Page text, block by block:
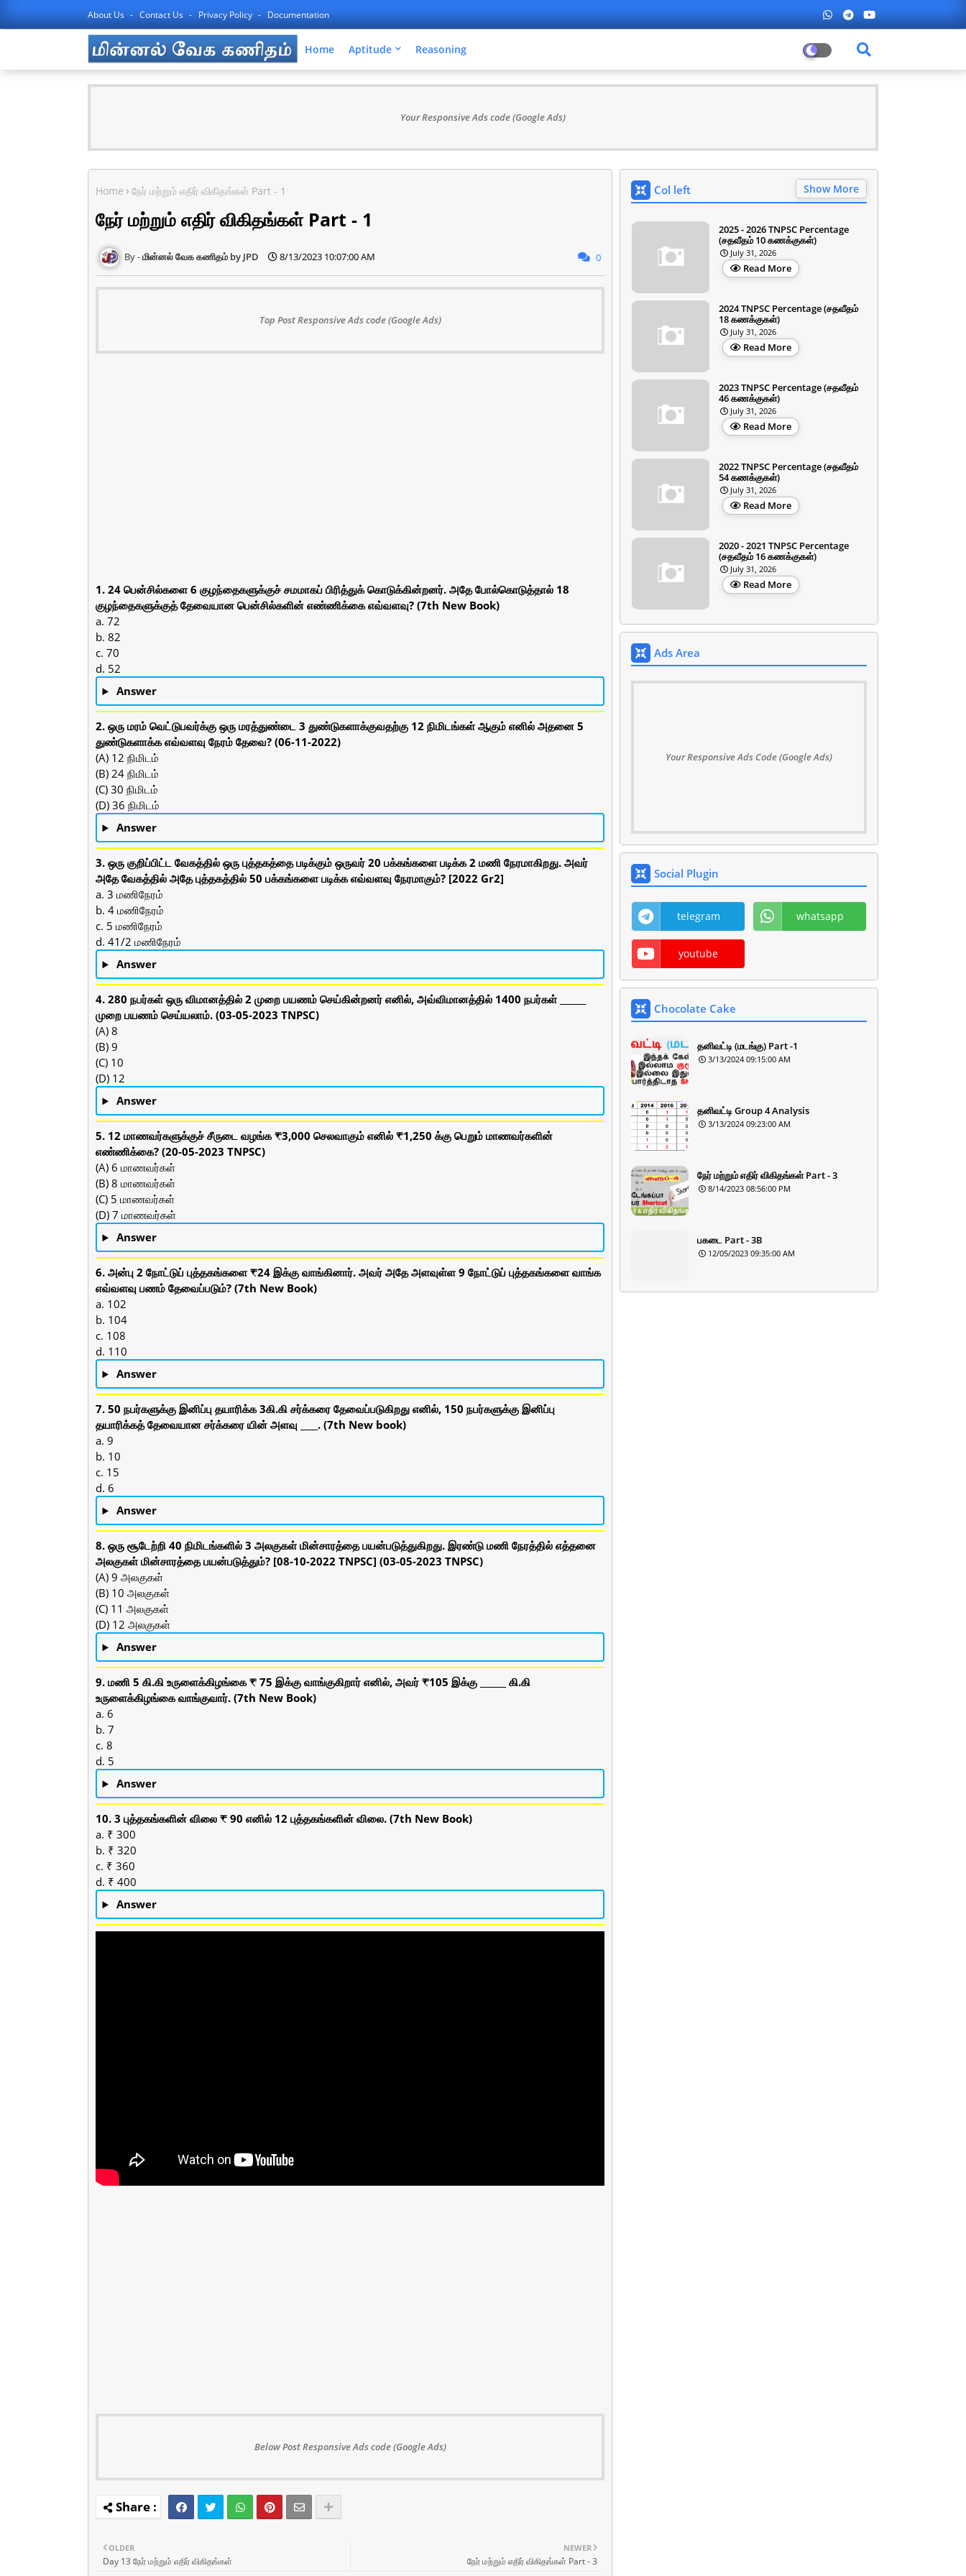
About Us Contact Us Privacy Policy Documentation
Home Aptitude Reasoning
Your Responsive Ads code (Google Ads)
Home நேர் மற்றும் எதிர் விகிதங்கள் Part - 1
நேர் மற்றும் எதிர் விகிதங்கள் Part - 1
மின்னல் வேக கணிதம் by JPD 8/13/2023 10:07:00 AM 0
Top Post Responsive Ads code (Google Ads)
1. 24 பென்சில்களை 6 குழந்தைகளுக்குச் சமமாகப் பிரித்துக் கொடுக்கின்றனர். அதே போல்கொடுத்தால் 18
குழந்தைகளுக்குத் தேவையான பென்சில்களின் எண்ணிக்கை எவ்வளவு? (7th New Book)
a. 72
b. 82
c. 70
d. 52
Answer
2. ஒரு மரம் வெட்டுபவர்க்கு ஒரு மரத்துண்டை 3 துண்டுகளாக்குவதற்கு 12 நிமிடங்கள் ஆகும் எனில் அதனை 5
துண்டுகளாக்க எவ்வளவு நேரம் தேவை? (06-11-2022)
(A) 12 நிமிடம்
(B) 24 நிமிடம்
(C) 30 நிமிடம்
(D) 36 நிமிடம்
Answer
3. ஒரு குறிப்பிட்ட வேகத்தில் ஒரு புத்தகத்தை படிக்கும் ஒருவர் 20 பக்கங்களை படிக்க 2 மணி நேரமாகிறது. அவர்
அதே வேகத்தில் அதே புத்தகத்தில் 50 பக்கங்களை படிக்க எவ்வளவு நேரமாகும்? [2022 Gr2]
a. 3 மணிநேரம்
b. 4 மணிநேரம்
c. 5 மணிநேரம்
d. 41/2 மணிநேரம்
Answer
4. 280 நபர்கள் ஒரு விமானத்தில் 2 முறை பயணம் செய்கின்றனர் எனில், அவ்விமானத்தில் 1400 நபர்கள் ______
முறை பயணம் செய்யலாம். (03-05-2023 TNPSC)
(A) 8
(B) 9
(C) 10
(D) 12
Answer
5. 12 மாணவர்களுக்குச் சீருடை வழங்க ₹3,000 செலவாகும் எனில் ₹1,250 க்கு பெறும் மாணவர்களின்
எண்ணிக்கை? (20-05-2023 TNPSC)
(A) 6 மாணவர்கள்
(B) 8 மாணவர்கள்
(C) 5 மாணவர்கள்
(D) 7 மாணவர்கள்
Answer
6. அன்பு 2 நோட்டுப் புத்தகங்களை ₹24 இக்கு வாங்கினார். அவர் அதே அளவுள்ள 9 நோட்டுப் புத்தகங்களை வாங்க
எவ்வளவு பணம் தேவைப்படும்? (7th New Book)
a. 102
b. 104
c. 108
d. 110
Answer
7. 50 நபர்களுக்கு இனிப்பு தயாரிக்க 3கி.கி சர்க்கரை தேவைப்படுகிறது எனில், 150 நபர்களுக்கு இனிப்பு
தயாரிக்கத் தேவையான சர்க்கரை யின் அளவு ____. (7th New book)
a. 9
b. 10
c. 15
d. 6
Answer
8. ஒரு சூடேற்றி 40 நிமிடங்களில் 3 அலகுகள் மின்சாரத்தை பயன்படுத்துகிறது. இரண்டு மணி நேரத்தில் எத்தனை
அலகுகள் மின்சாரத்தை பயன்படுத்தும்? [08-10-2022 TNPSC] (03-05-2023 TNPSC)
(A) 9 அலகுகள்
(B) 10 அலகுகள்
(C) 11 அலகுகள்
(D) 12 அலகுகள்
Answer
9. மணி 5 கி.கி உருளைக்கிழங்கை ₹ 75 இக்கு வாங்குகிறார் எனில், அவர் ₹105 இக்கு ______ கி.கி
உருளைக்கிழங்கை வாங்குவார். (7th New Book)
a. 6
b. 7
c. 8
d. 5
Answer
10. 3 புத்தகங்களின் விலை ₹ 90 எனில் 12 புத்தகங்களின் விலை. (7th New Book)
a. ₹ 300
b. ₹ 320
c. ₹ 360
d. ₹ 400
Answer
Below Post Responsive Ads code (Google Ads)
NEWER
நேர் மற்றும் எதிர் விகிதங்கள் Part - 3
OLDER
Day 13 நேர் மற்றும் எதிர் விகிதங்கள்
Col left Show More
2025 - 2026 TNPSC Percentage
(சதவீதம் 10 கணக்குகள்)
July 31, 2026
Read More
2024 TNPSC Percentage (சதவீதம்
18 கணக்குகள்)
July 31, 2026
Read More
2023 TNPSC Percentage (சதவீதம்
46 கணக்குகள்)
July 31, 2026
Read More
2022 TNPSC Percentage (சதவீதம்
54 கணக்குகள்)
July 31, 2026
Read More
2020 - 2021 TNPSC Percentage
(சதவீதம் 16 கணக்குகள்)
July 31, 2026
Read More
Ads Area
Your Responsive Ads Code (Google Ads)
Social Plugin
telegram whatsapp
youtube
Chocolate Cake
தனிவட்டி (மடங்கு) Part -1
3/13/2024 09:15:00 AM
தனிவட்டி Group 4 Analysis
3/13/2024 09:23:00 AM
நேர் மற்றும் எதிர் விகிதங்கள் Part - 3
8/14/2023 08:56:00 PM
பகடை Part - 3B
12/05/2023 09:35:00 AM